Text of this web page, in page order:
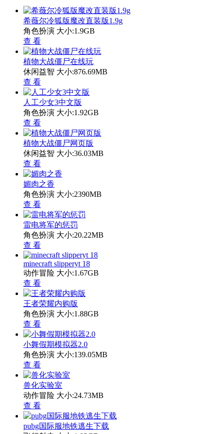
希薇尔冷狐版魔改直装版1.9g
角色扮演 大小:1.9GB
查 看
植物大战僵尸在线玩
休闲益智 大小:876.69MB
查 看
人工少女3中文版
角色扮演 大小:1.92GB
查 看
植物大战僵尸网页版
休闲益智 大小:36.03MB
查 看
媚肉之香
角色扮演 大小:2390MB
查 看
雷电将军的惩罚
角色扮演 大小:20.22MB
查 看
minecraft slipperyt 18
动作冒险 大小:1.67GB
查 看
王者荣耀内购版
角色扮演 大小:1.88GB
查 看
小舞假期模拟器2.0
角色扮演 大小:139.05MB
查 看
兽化实验室
动作冒险 大小:24.73MB
查 看
pubg国际服地铁逃生下载